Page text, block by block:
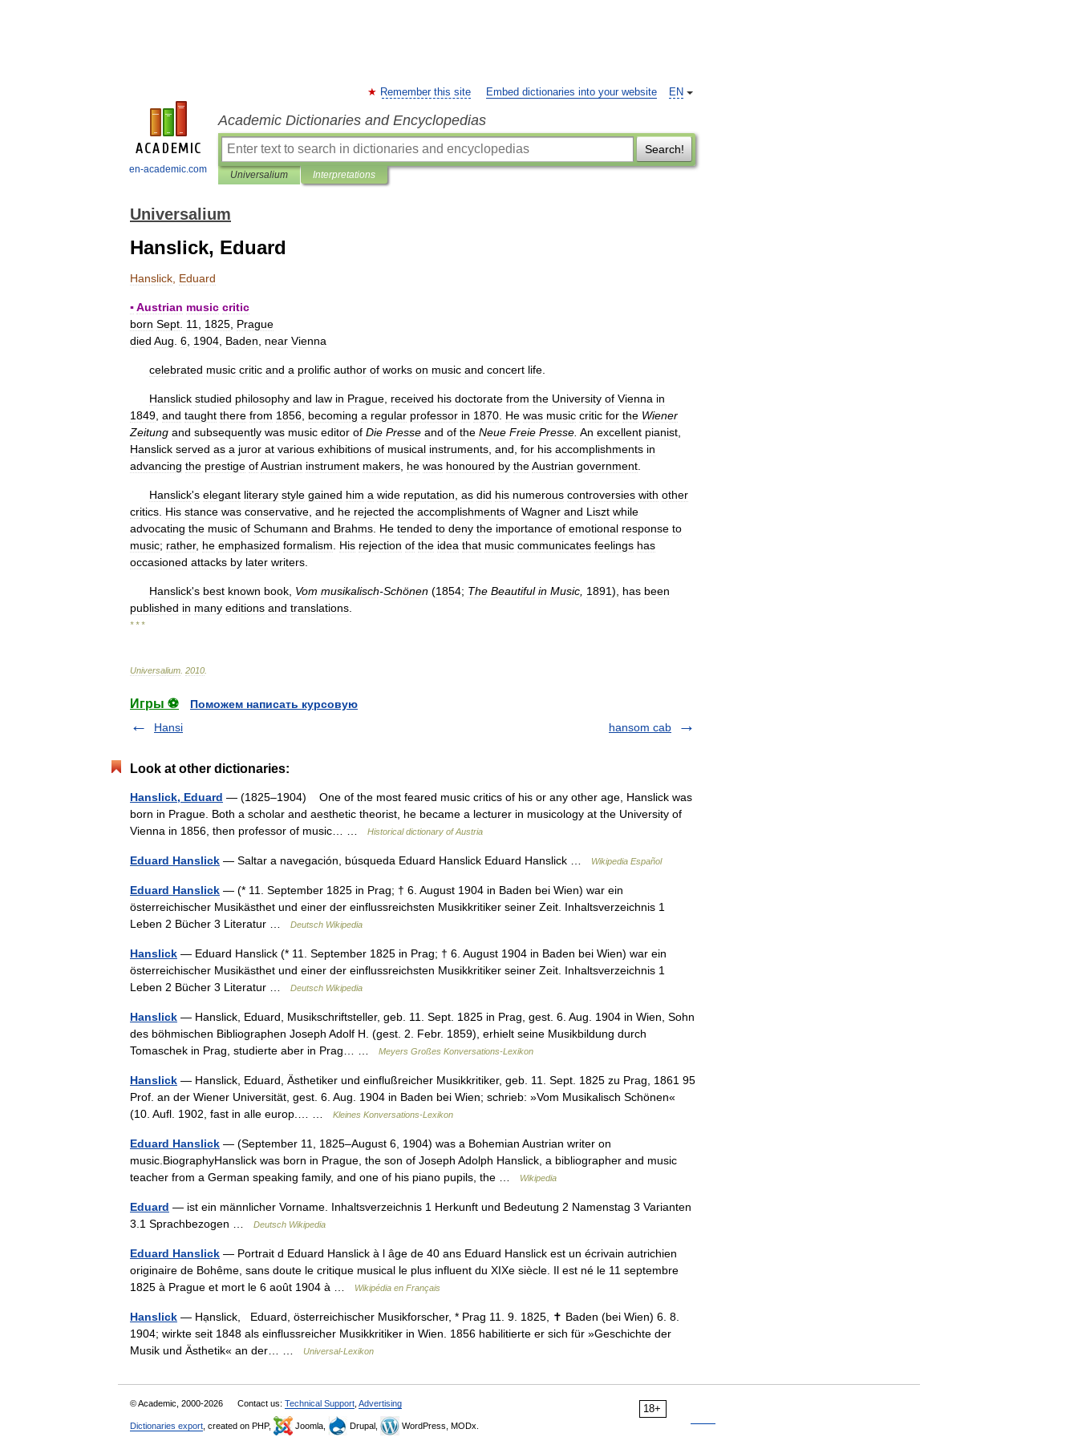
en-academic.com
EN
Remember this site Embed dictionaries into your website
Academic Dictionaries and Encyclopedias
Search!
Universalium Interpretations
Universalium
Hanslick, Eduard
Hanslick Eduard
▪Austrian music critic
born Sept 11 1825 Prague
died Aug 6 1904 Baden near Vienna
celebrated music critic and a prolific author of works on music and concert life
Hanslick studied philosophy and law in Prague received his doctorate from the University of Vienna in
1849 and taught there from 1856 becoming a regular professor in 1870 He was music critic for the Wiener
Zeitung and subsequently was music editor of Die Presse and of the Neue Freie Presse An excellent pianist
Hanslick served as a juror at various exhibitions of musical instruments and for his accomplishments in
advancing the prestige ofAustrian instrument makers he was honoured by theAustrian government
Hanslick's elegant literary style gained him a wide reputation as did his numerous controversies with other
critics His stance was conservative and he rejected the accomplishments of Wagner and Liszt while
advocating the music of Schumann and Brahms He tended to deny the importance of emotional response to
music; rather, he emphasized formalism His rejection of the idea that music communicates feelings has
occasioned attacks by later writers
Hanslick's best known book Vom musikalisch-Schönen (1854; The Beautiful in Music 1891), has been
published in many editions and translations
* * *
Universalium 2010
Игры ⚽
Поможем написать курсовую
Hansi
hansom cab
Look at other dictionaries:
Hanslick, Eduard — (1825–1904) One of the most feared music critics of his or any other age, Hanslick was
born in Prague. Both a scholar and aesthetic theorist, he became a lecturer in musicology at the University of
Vienna in 1856, then professor of music… …
Historical dictionary of Austria
Eduard Hanslick — Saltar a navegación, búsqueda Eduard Hanslick Eduard Hanslick … Wikipedia Español
Eduard Hanslick — (* 11. September 1825 in Prag; † 6. August 1904 in Baden bei Wien) war ein
österreichischer Musikästhet und einer der einflussreichsten Musikkritiker seiner Zeit. Inhaltsverzeichnis 1
Leben 2 Bücher 3 Literatur …
Deutsch Wikipedia
Hanslick — Eduard Hanslick (* 11. September 1825 in Prag; † 6. August 1904 in Baden bei Wien) war ein
österreichischer Musikästhet und einer der einflussreichsten Musikkritiker seiner Zeit. Inhaltsverzeichnis 1
Leben 2 Bücher 3 Literatur …
Deutsch Wikipedia
Hanslick — Hanslick, Eduard, Musikschriftsteller, geb. 11. Sept. 1825 in Prag, gest. 6. Aug. 1904 in Wien, Sohn
des böhmischen Bibliographen Joseph Adolf H. (gest. 2. Febr. 1859), erhielt seine Musikbildung durch
Tomaschek in Prag, studierte aber in Prag… …
Meyers Großes Konversations-Lexikon
Hanslick — Hanslick, Eduard, Ästhetiker und einflußreicher Musikkritiker, geb. 11. Sept. 1825 zu Prag, 1861 95
Prof. an der Wiener Universität, gest. 6. Aug. 1904 in Baden bei Wien; schrieb: »Vom Musikalisch Schönen«
(10. Aufl. 1902, fast in alle europ.… …
Kleines Konversations-Lexikon
Eduard Hanslick — (September 11, 1825–August 6, 1904) was a Bohemian Austrian writer on
music.BiographyHanslick was born in Prague, the son of Joseph Adolph Hanslick, a bibliographer and music
teacher from a German speaking family, and one of his piano pupils, the …
Wikipedia
Eduard — ist ein männlicher Vorname. Inhaltsverzeichnis 1 Herkunft und Bedeutung 2 Namenstag 3 Varianten
3.1 Sprachbezogen …
Deutsch Wikipedia
Eduard Hanslick — Portrait d Eduard Hanslick à l âge de 40 ans Eduard Hanslick est un écrivain autrichien
originaire de Bohême, sans doute le critique musical le plus influent du XIXe siècle. Il est né le 11 septembre
1825 à Prague et mort le 6 août 1904 à …
Wikipédia en Français
Hanslick — Hạnslick, Eduard, österreichischer Musikforscher, * Prag 11. 9. 1825, ✝ Baden (bei Wien) 6. 8.
1904; wirkte seit 1848 als einflussreicher Musikkritiker in Wien. 1856 habilitierte er sich für »Geschichte der
Musik und Ästhetik« an der… …
Universal-Lexikon
18+
© Academic, 2000-2026 Contact us: Technical Support Advertising
Dictionaries export , created on PHP, Joomla, Drupal, WordPress, MODx.